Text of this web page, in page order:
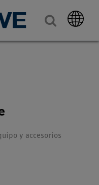
y accesorios